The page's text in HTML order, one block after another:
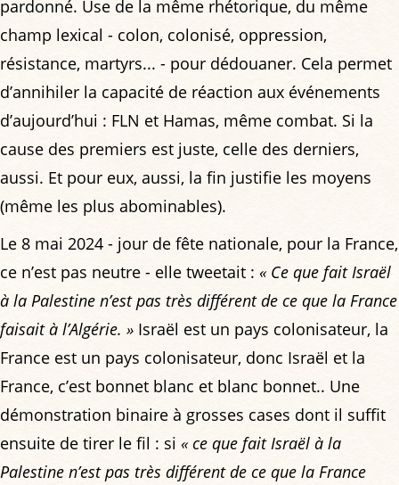
pardonné. Use de la même rhétorique, du même
champ lexical - colon, colonisé, oppression,
résistance, martyrs... - pour dédouaner. Cela permet
d’annihiler la capacité de réaction aux événements
d’aujourd’hui : FLN et Hamas, même combat. Si la
cause des premiers est juste, celle des derniers,
aussi. Et pour eux, aussi, la fin justifie les moyens
(même les plus abominables).
Le 8 mai 2024 - jour de fête nationale, pour la France,
ce n’est pas neutre - elle tweetait : « Ce que fait Israël
à la Palestine n’est pas très différent de ce que la France
faisait à l’Algérie. » Israël est un pays colonisateur, la
France est un pays colonisateur, donc Israël et la
France, c’est bonnet blanc et blanc bonnet.. Une
démonstration binaire à grosses cases dont il suffit
ensuite de tirer le fil : si « ce que fait Israël à la
Palestine n’est pas très différent de ce que la France